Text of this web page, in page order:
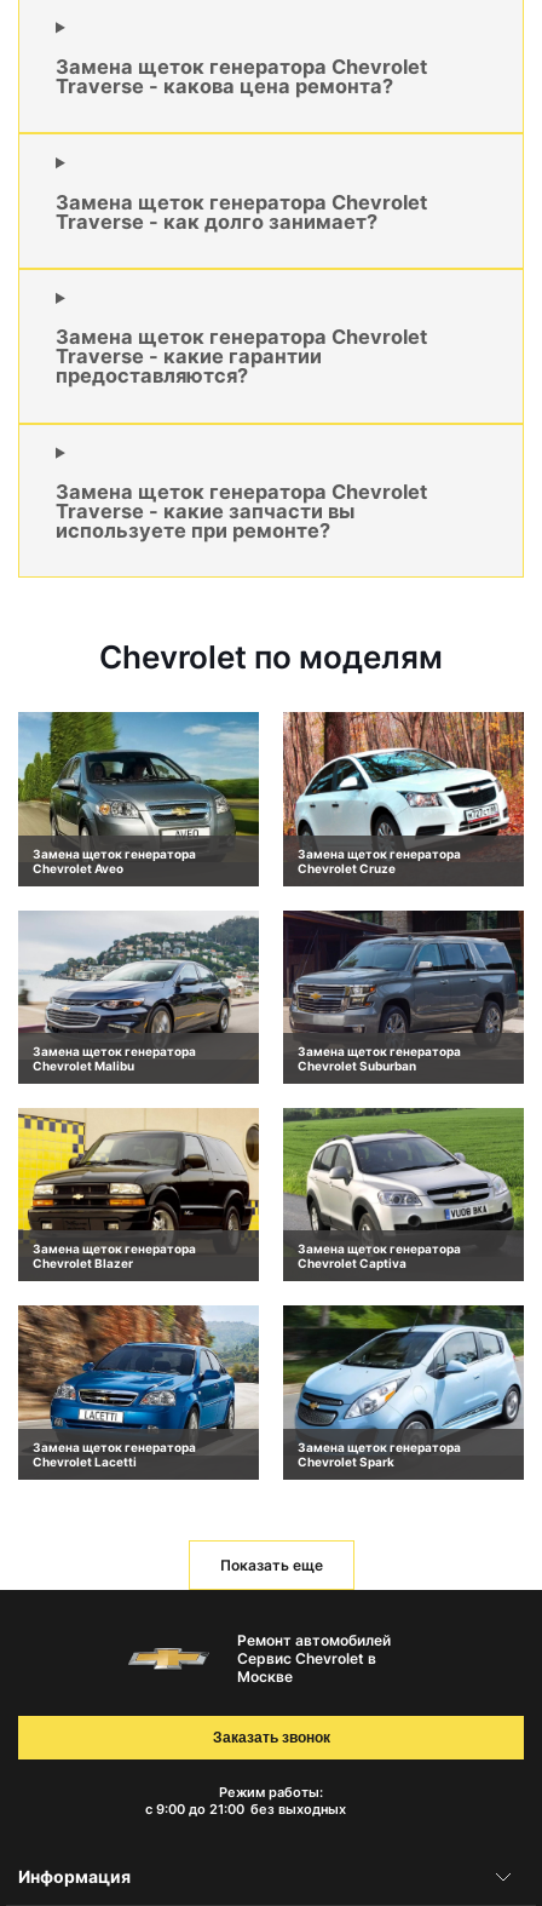
Замена щеток генератора Chevrolet
Traverse - какова цена ремонта?
Замена щеток генератора Chevrolet
Traverse - как долго занимает?
Замена щеток генератора Chevrolet
Traverse - какие гарантии
предоставляются?
Замена щеток генератора Chevrolet
Traverse - какие запчасти вы
используете при ремонте?
Chevrolet по моделям
Замена щеток генератора
Chevrolet Aveo
Замена щеток генератора
Chevrolet Cruze
Замена щеток генератора
Chevrolet Malibu
Замена щеток генератора
Chevrolet Suburban
Замена щеток генератора
Chevrolet Blazer
Замена щеток генератора
Chevrolet Captiva
Замена щеток генератора
Chevrolet Lacetti
Замена щеток генератора
Chevrolet Spark
Показать еще
Ремонт автомобилей
Сервис Chevrolet в
Москве
Режим работы:
с 9:00 до 21:00 без выходных
Заказать звонок
Информация